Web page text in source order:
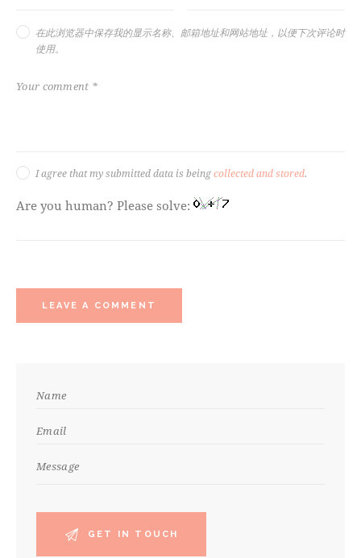
在此浏览器中保存我的显示名称、邮箱地址和网站地址，以便下次评论时
使用。
I agree that my submitted data is beingcollected and stored.
Are you human? Please solve: